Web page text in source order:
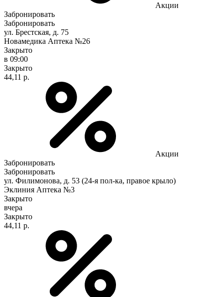
Акции
Забронировать
Забронировать
ул. Брестская, д. 75
Новамедика Аптека №26
Закрыто
в 09:00
Закрыто
44,11 р.
Акции
Забронировать
Забронировать
ул. Филимонова, д. 53 (24-я пол-ка, правое крыло)
Эклиния Аптека №3
Закрыто
вчера
Закрыто
44,11 р.